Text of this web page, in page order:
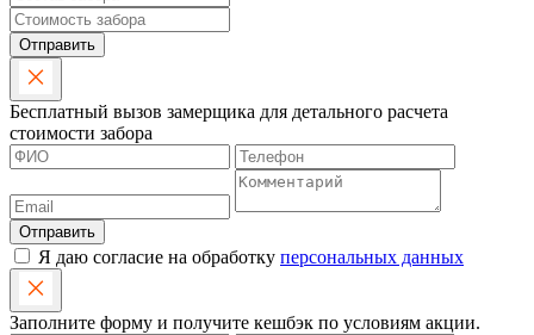
Отправить
Бесплатный вызов замерщика для детального расчета
стоимости забора
Отправить
Я даю согласие на обработку персональных данных
Заполните форму и получите кешбэк по условиям акции.